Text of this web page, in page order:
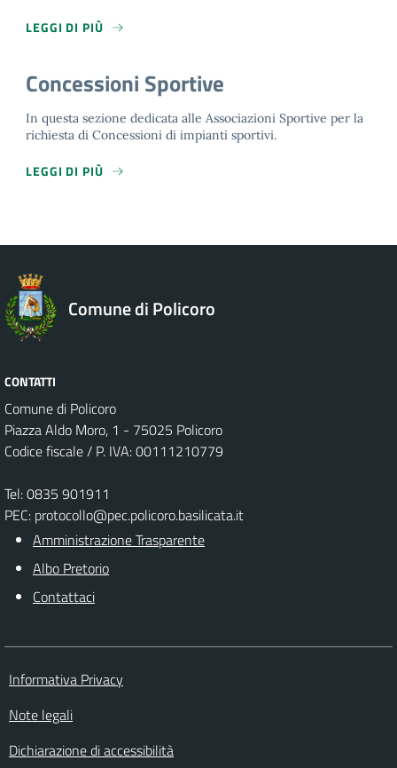
LEGGI DI PIÙ
Concessioni Sportive
In questa sezione dedicata alle Associazioni Sportive per la
richiesta di Concessioni di impianti sportivi.
LEGGI DI PIÙ
Comune di Policoro
CONTATTI
Comune di Policoro
Piazza Aldo Moro, 1 - 75025 Policoro
Codice fiscale / P. IVA: 00111210779
Tel: 0835 901911
PEC: protocollo@pec.policoro.basilicata.it
Amministrazione Trasparente
Albo Pretorio
Contattaci
Informativa Privacy
Note legali
Dichiarazione di accessibilità(link esterno su sito AgID)